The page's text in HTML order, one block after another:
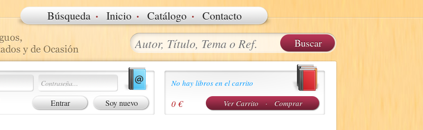
Búsqueda · Inicio · Catálogo · Contacto
Soy nuevo
No hay libros en el carrito
Ver Carrito · Comprar
0 €